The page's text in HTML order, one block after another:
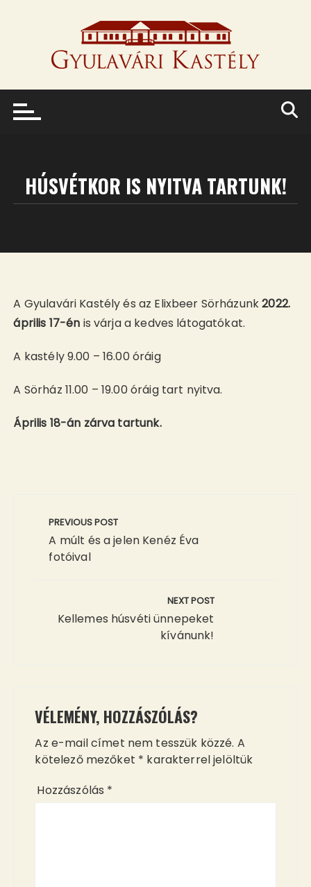
HÚSVÉTKOR IS NYITVA TARTUNK!
A Gyulavári Kastély és az Elixbeer Sörházunk2022.
április 17-én is várja a kedves látogatókat.
A kastély 9.00 – 16.00 óráig
A Sörház 11.00 – 19.00 óráig tart nyitva.
Április 18-án zárva tartunk.
navigáció
PREVIOUS POST
A múlt és a jelen Kenéz Éva
fotóival
NEXT POST
Kellemes húsvéti ünnepeket
kívánunk!
VÉLEMÉNY, HOZZÁSZÓLÁS?
Az e-mail címet nem tesszük közzé. A
kötelező mezőket * karakterrel jelöltük
Hozzászólás *